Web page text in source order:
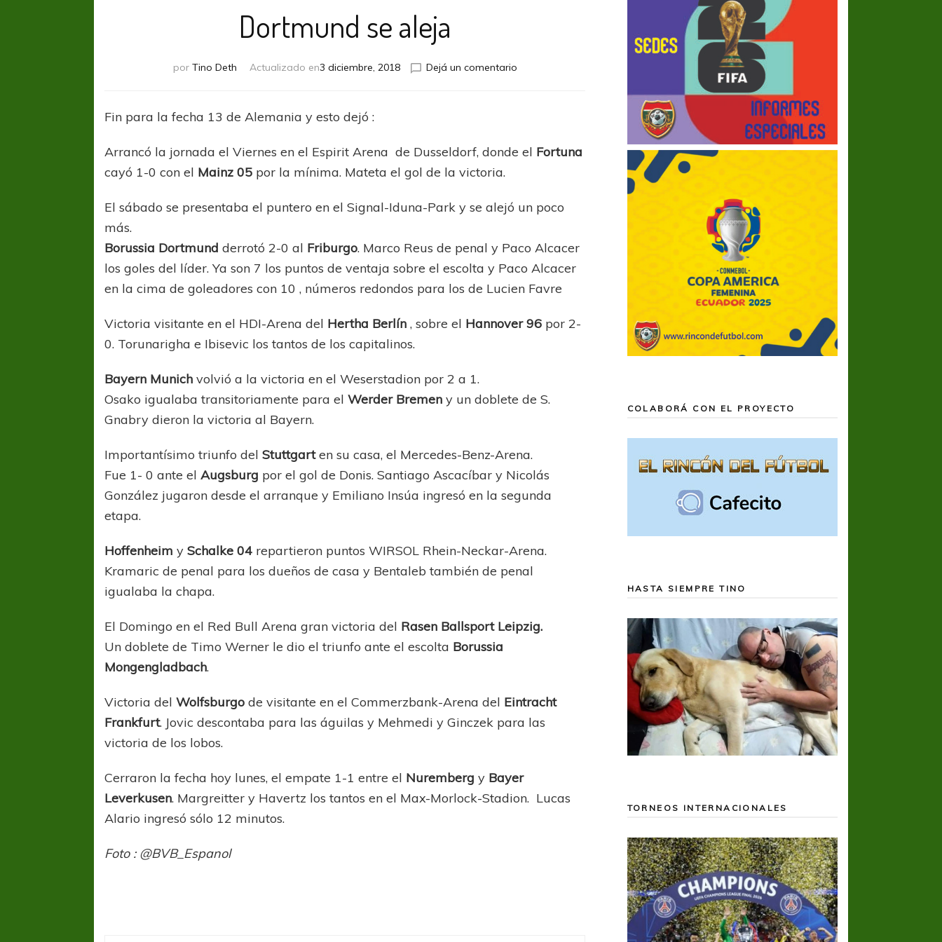
Dortmund se aleja
por Tino Deth Actualizado en3 diciembre, 2018 Dejá un comentarioen
Fin para la fecha 13 de Alemania y esto dejó :
Arrancó la jornada el Viernes en el Espirit Arena de Dusseldorf, donde el Fortuna
cayó 1-0 con el Mainz 05 por la mínima. Mateta el gol de la victoria.
El sábado se presentaba el puntero en el Signal-Iduna-Park y se alejó un poco
más.
Borussia Dortmund derrotó 2-0 al Friburgo. Marco Reus de penal y Paco Alcacer
los goles del líder. Ya son 7 los puntos de ventaja sobre el escolta y Paco Alcacer
en la cima de goleadores con 10 , números redondos para los de Lucien Favre
Victoria visitante en el HDI-Arena del Hertha Berlín , sobre el Hannover 96 por 2-
0. Torunarigha e Ibisevic los tantos de los capitalinos.
Bayern Munichvolvió a la victoria en el Weserstadion por 2 a 1.
Osako igualaba transitoriamente para elWerder Bremen y un doblete de S.
Gnabry dieron la victoria al Bayern.
Importantísimo triunfo delStuttgarten su casa, el Mercedes-Benz-Arena.
Fue 1- 0 ante elAugsburg por el gol de Donis. Santiago Ascacíbar y Nicolás
González jugaron desde el arranque y Emiliano Insúa ingresó en la segunda
etapa.
Hoffenheim ySchalke 04 repartieron puntos WIRSOL Rhein-Neckar-Arena.
Kramaric de penal para los dueños de casa y Bentaleb también de penal
igualaba la chapa.
El Domingo en el Red Bull Arena gran victoria del Rasen Ballsport Leipzig.
Un doblete de Timo Werner le dio el triunfo ante el escolta Borussia
Mongengladbach.
Victoria delWolfsburgo de visitante en el Commerzbank-Arena del Eintracht
Frankfurt. Jovic descontaba para las águilas y Mehmedi y Ginczek para las
victoria de los lobos.
Cerraron la fecha hoy lunes, el empate 1-1 entre el Nuremberg y Bayer
Leverkusen. Margreitter y Havertz los tantos en el Max-Morlock-Stadion. Lucas
Alario ingresó sólo 12 minutos.
Foto : @BVB_Espanol
COLABORÁ CON EL PROYECTO
HASTA SIEMPRE TINO
TORNEOS INTERNACIONALES